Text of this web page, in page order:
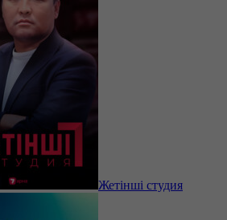
Жетінші студия